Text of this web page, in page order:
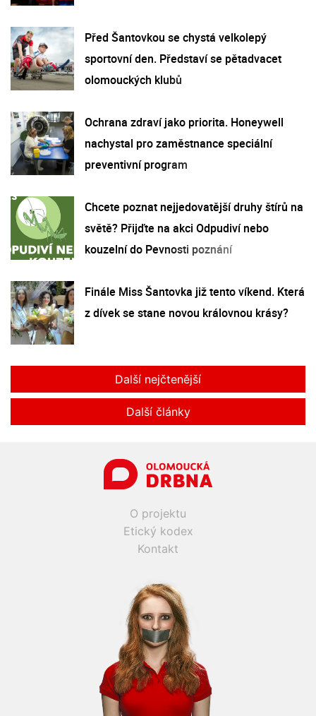
Před Šantovkou se chystá velkolepý
sportovní den. Představí se pětadvacet
olomouckých klubů
Ochrana zdraví jako priorita. Honeywell
nachystal pro zaměstnance speciální
preventivní program
Chcete poznat nejjedovatější druhy štírů na
světě? Přijďte na akci Odpudiví nebo
kouzelní do Pevnosti poznání
Finále Miss Šantovka již tento víkend. Která
z dívek se stane novou královnou krásy?
Další nejčtenější
Další články
O projektu
Etický kodex
Kontakt